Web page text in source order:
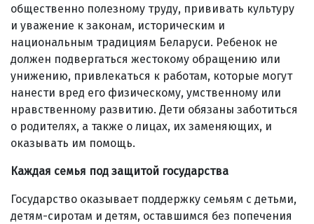
общественно полезному труду, прививать культуру
и уважение к законам, историческим и
национальным традициям Беларуси. Ребенок не
должен подвергаться жестокому обращению или
унижению, привлекаться к работам, которые могут
нанести вред его физическому, умственному или
нравственному развитию. Дети обязаны заботиться
о родителях, а также о лицах, их заменяющих, и
оказывать им помощь.
Каждая семья под защитой государства
Государство оказывает поддержку семьям с детьми,
детям-сиротам и детям, оставшимся без попечения